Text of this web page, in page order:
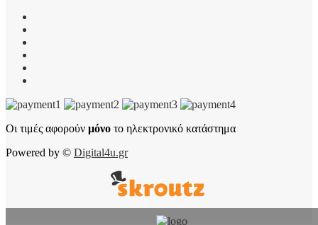
Οι τιμές αφορούν μόνο το ηλεκτρονικό κατάστημα
Powered by © Digital4u.gr